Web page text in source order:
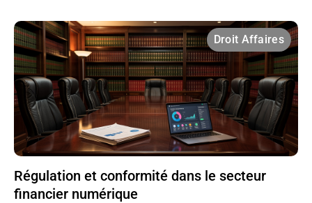
Droit Affaires
Régulation et conformité dans le secteur
financier numérique